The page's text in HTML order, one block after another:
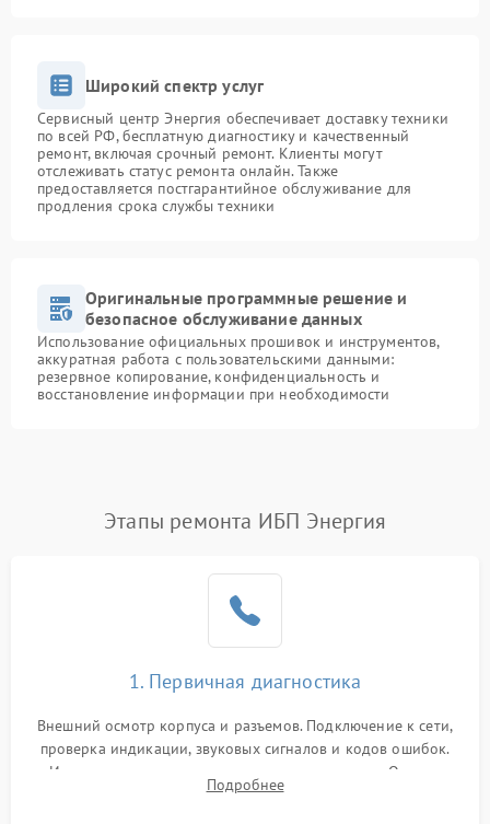
Широкий спектр услуг
Сервисный центр Энергия обеспечивает доставку техники
по всей РФ, бесплатную диагностику и качественный
ремонт, включая срочный ремонт. Клиенты могут
отслеживать статус ремонта онлайн. Также
предоставляется постгарантийное обслуживание для
продления срока службы техники
Оригинальные программные решение и
безопасное обслуживание данных
Использование официальных прошивок и инструментов,
аккуратная работа с пользовательскими данными:
резервное копирование, конфиденциальность и
восстановление информации при необходимости
Этапы ремонта ИБП Энергия
1. Первичная диагностика
Внешний осмотр корпуса и разъемов. Подключение к сети,
проверка индикации, звуковых сигналов и кодов ошибок.
Измерение входного и выходного напряжения. Оценка
реакции ИБП на отключение основного питания без
Подробнее